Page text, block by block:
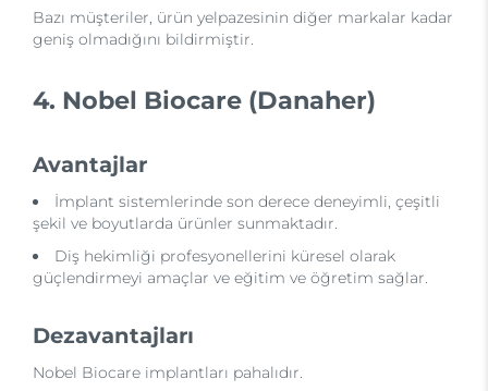
Bazı müşteriler, ürün yelpazesinin diğer markalar kadar
geniş olmadığını bildirmiştir.
4. Nobel Biocare (Danaher)
Avantajlar
İmplant sistemlerinde son derece deneyimli, çeşitli
şekil ve boyutlarda ürünler sunmaktadır.
Diş hekimliği profesyonellerini küresel olarak
güçlendirmeyi amaçlar ve eğitim ve öğretim sağlar.
Dezavantajları
Nobel Biocare implantları pahalıdır.